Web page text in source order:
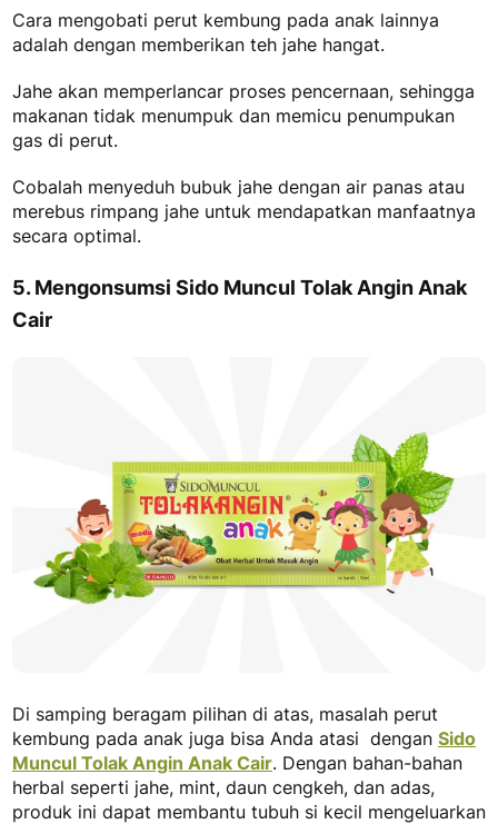
Cara mengobati perut kembung pada anak​ lainnya
adalah dengan memberikan teh jahe hangat.
Jahe akan memperlancar proses pencernaan, sehingga
makanan tidak menumpuk dan memicu penumpukan
gas di perut.
Cobalah menyeduh bubuk jahe dengan air panas atau
merebus rimpang jahe untuk mendapatkan manfaatnya
secara optimal.
5. Mengonsumsi Sido Muncul Tolak Angin Anak
Cair
Di samping beragam pilihan di atas, masalah perut
kembung pada anak juga bisa Anda atasi dengan Sido
Muncul Tolak Angin Anak Cair. Dengan bahan-bahan
herbal seperti jahe, mint, daun cengkeh, dan adas,
produk ini dapat membantu tubuh si kecil mengeluarkan